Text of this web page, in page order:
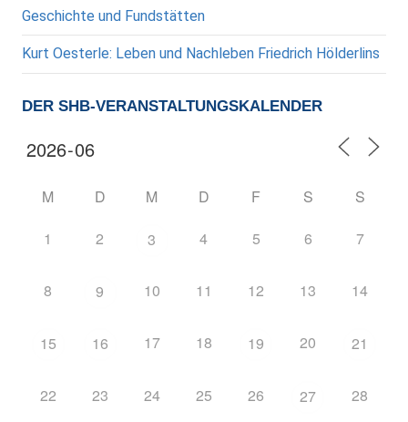
Geschichte und Fundstätten
Kurt Oesterle: Leben und Nachleben Friedrich Hölderlins
DER SHB-VERANSTALTUNGSKALENDER
M D M D F S S
1 2 3 4 5 6 7
8 9 10 11 12 13 14
15 16 17 18 19 20 21
22 23 24 25 26 27 28